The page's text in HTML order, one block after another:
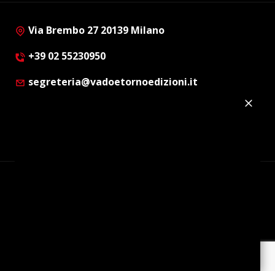
Via Brembo 27 20139 Milano
+39 02 55230950
segreteria@vadoetornoedizioni.it